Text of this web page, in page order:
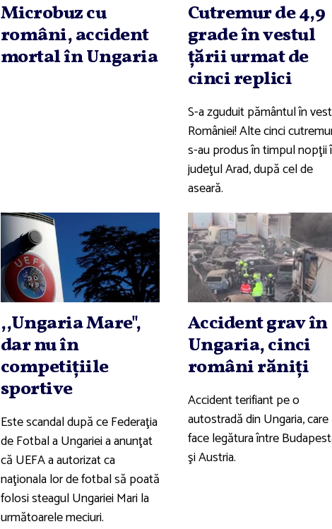
Microbuz cu
români, accident
mortal în Ungaria
Cutremur de 4,9
grade în vestul
ţării urmat de
cinci replici
S-a zguduit pământul în
României! Alte cinci
s-au produs în timpul nopţii
judeţul Arad, după cel de
aseară.
,,Ungaria Mare",
dar nu în
competiţiile
sportive
Este scandal după ce Federaţia
de Fotbal a Ungariei a anunţat
că UEFA a autorizat ca
naţionala lor de fotbal să poată
folosi steagul Ungariei Mari la
următoarele meciuri.
Accident grav în
Ungaria, cinci
români răniţi
Accident terifiant pe o
autostradă din Ungaria, care
face legătura între
şi Austria.